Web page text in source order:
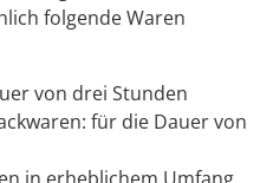
folgende Waren
von drei Stunden
für die Dauer von